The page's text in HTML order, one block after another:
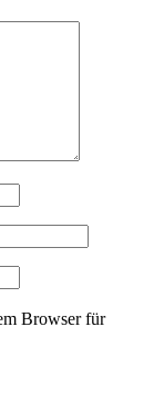
Browser für